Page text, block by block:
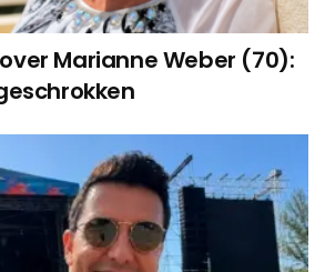
Marianne Weber (70):